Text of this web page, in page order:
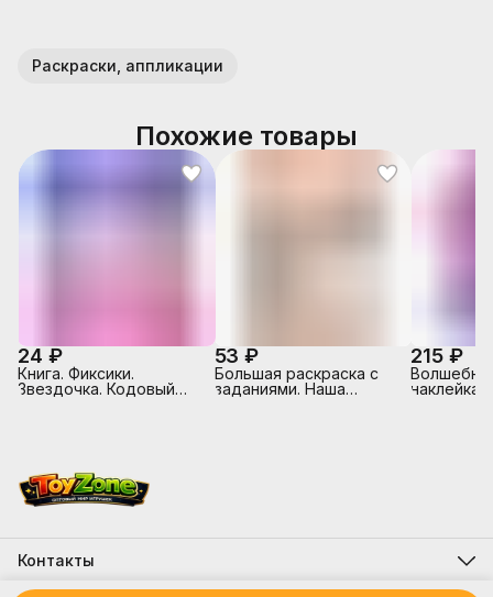
Раскраски, аппликации
Похожие товары
24 ₽
Книга. Фиксики.
Звездочка. Кодовый
53 ₽
Большая раскраска с
заданиями. Наша
215 ₽
Контакты
Адрес